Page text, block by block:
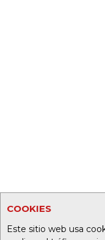
COOKIES
Este sitio web usa